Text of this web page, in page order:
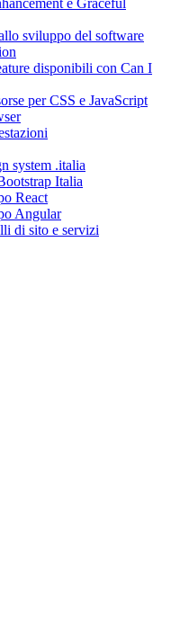
e Graceful
sviluppo del software
disponibili con Can I
per CSS e JavaScript
system .italia
Italia
React
Angular
di sito e servizi